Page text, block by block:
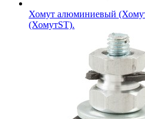
Хомут алюминиевый
(ХомутST).